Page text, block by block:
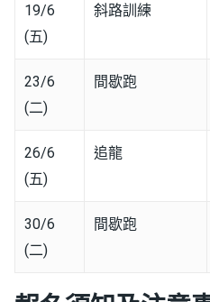
19/6
(五)
斜路訓練
23/6
(二)
間歇跑
26/6
(五)
追龍
30/6
(二)
間歇跑